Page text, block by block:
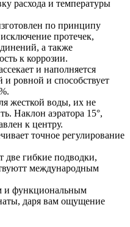
расхода и температуры
по принципу
протечек,
а также
к коррозии.
и наполняется
и ровной и способствует
жесткой воды, их не
Наклон аэратора 15°,
к центру.
точное регулирование
две гибкие подводки,
международным
и функциональным
даря вам ощущение